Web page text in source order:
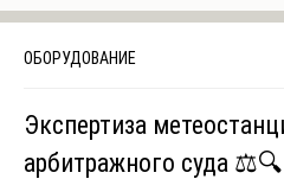
ОБОРУДОВАНИЕ
Экспертиза
арбитражного суда ⚖️🔍